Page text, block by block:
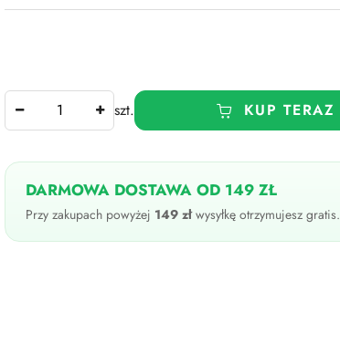
szt. KUP TERAZ
DARMOWA DOSTAWA OD 149 ZŁ
Przy zakupach powyżej 149 złwysyłkę otrzymujesz gratis.